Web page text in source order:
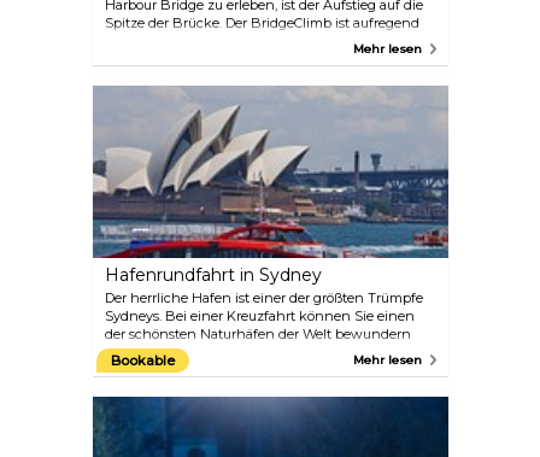
Harbour Bridge zu erleben, ist der Aufstieg auf die
Spitze der Brücke. Der BridgeClimb ist aufregend
und unvergesslich und gibt Ihnen die Möglichkeit,
134 Meter (440 ft) über dem Wasser. Der Blick über
den Hafen von Sydney – auf der größten (aber
nicht längsten) Stahlbogenbrücke der Welt – bietet
einen unglaublichen Panoramablick auf die Stadt,
ihren Hafen und ihre Wasserwege sowie auf den
dynamischen Lebensstil, den sie Einwohnern und
Besuchern gleichermaßen bietet.
Mehr lesen
Hafenrundfahrt in Sydney
Der herrliche Hafen ist einer der größten Trümpfe
Sydneys. Bei einer Kreuzfahrt können Sie einen
der schönsten Naturhäfen der Welt bewundern
und die herrliche Aussicht genießen. Sie haben die
Wahl zwischen Dutzenden von Kreuzfahrten,
Abendrundfahrten mit Captain Cook. Öffentliche
Fähren fahren von Circular Quay ab, oder Sie
können mit einem Großsegler von The Rocks aus
Bookable Mehr lesen